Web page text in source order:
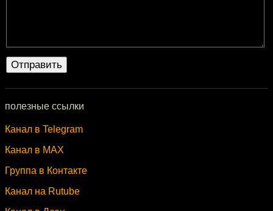
полезные ссылки
Канал в Telegram
Канал в MAX
Группа в Контакте
Канал на Rutube